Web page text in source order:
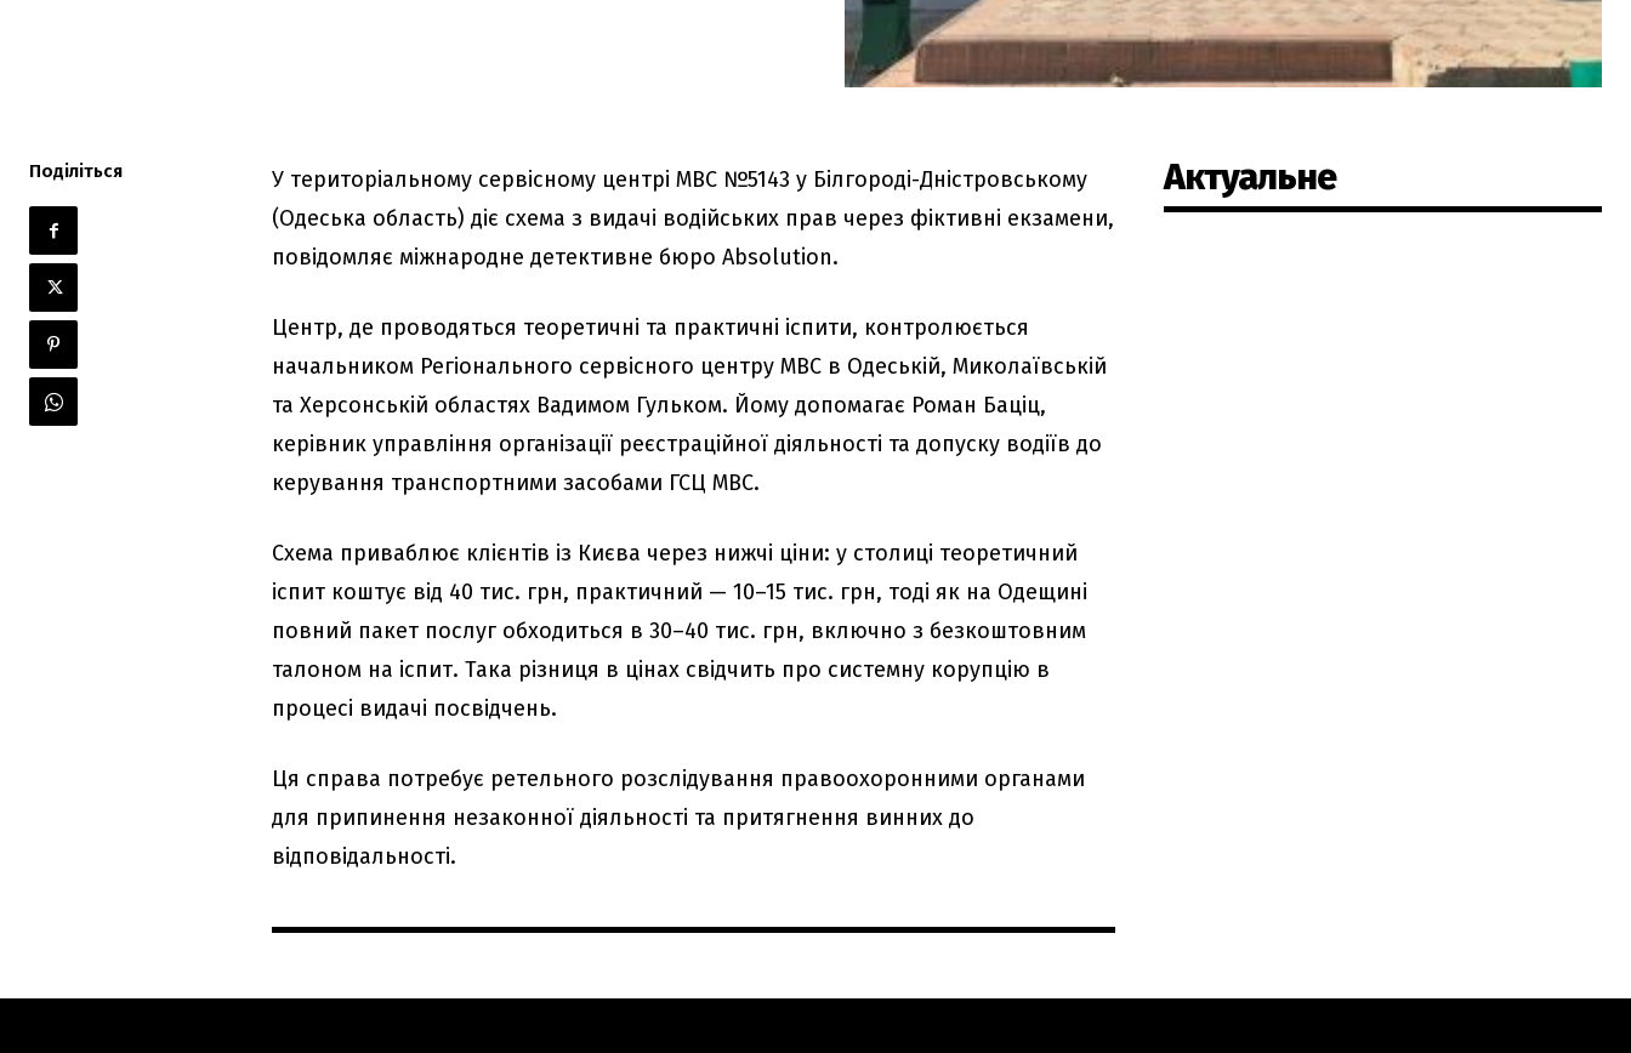
Поділіться
У територіальному сервісному центрі МВС №5143 у Білгороді-Дністровському
(Одеська область) діє схема з видачі водійських прав через фіктивні екзамени,
повідомляє міжнародне детективне бюро Absolution.
Центр, де проводяться теоретичні та практичні іспити, контролюється
начальником Регіонального сервісного центру МВС в Одеській, Миколаївській
та Херсонській областях Вадимом Гульком. Йому допомагає Роман Баціц,
керівник управління організації реєстраційної діяльності та допуску водіїв до
керування транспортними засобами ГСЦ МВС.
Схема приваблює клієнтів із Києва через нижчі ціни: у столиці теоретичний
іспит коштує від 40 тис. грн, практичний — 10–15 тис. грн, тоді як на Одещині
повний пакет послуг обходиться в 30–40 тис. грн, включно з безкоштовним
талоном на іспит. Така різниця в цінах свідчить про системну корупцію в
процесі видачі посвідчень.
Ця справа потребує ретельного розслідування правоохоронними органами
для припинення незаконної діяльності та притягнення винних до
відповідальності.
Актуальне